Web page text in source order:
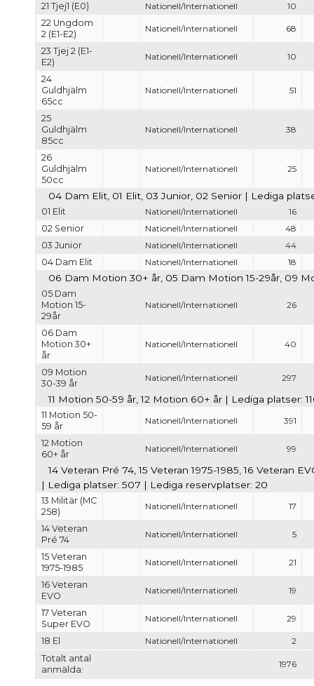
Totalt antal
anmälda:
1976
21 Tjej1 (E0) Nationell/Internationell
10
22 Ungdom
2 (E1-E2)
Nationell/Internationell 68
23 Tjej 2 (E1-
E2)
Nationell/Internationell 10
24
Guldhjälm
65cc
Nationell/Internationell 51
25
Guldhjälm
85cc
Nationell/Internationell 38
26
Guldhjälm
50cc
Nationell/Internationell 25
04 Dam Elit, 01 Elit, 03 Junior, 02 Senior | Lediga
01 Elit Nationell/Internationell
16
02 Senior
Nationell/Internationell
48
03 Junior
Nationell/Internationell
44
04 Dam Elit
Nationell/Internationell 18
06 Dam Motion 30+ år, 05 Dam Motion 15-29år, 09
05 Dam
Motion 15-
29år
Nationell/Internationell 26
06 Dam
Motion 30+
år
Nationell/Internationell 40
09 Motion
30-39 år
Nationell/Internationell 297
11 Motion 50-59 år, 12 Motion 60+ år | Lediga platser:
11 Motion 50-
59 år
Nationell/Internationell 391
12 Motion
60+ år
Nationell/Internationell 99
14 Veteran Pré 74, 15 Veteran 1975-1985, 16 Veteran
| Lediga platser: 507 | Lediga reservplatser: 20
13 Militär (MC
258)
Nationell/Internationell 17
14 Veteran
Pré 74
Nationell/Internationell 5
15 Veteran
1975-1985
Nationell/Internationell 21
16 Veteran
EVO
Nationell/Internationell 19
17 Veteran
Super EVO
Nationell/Internationell 29
18 El Nationell/Internationell 2